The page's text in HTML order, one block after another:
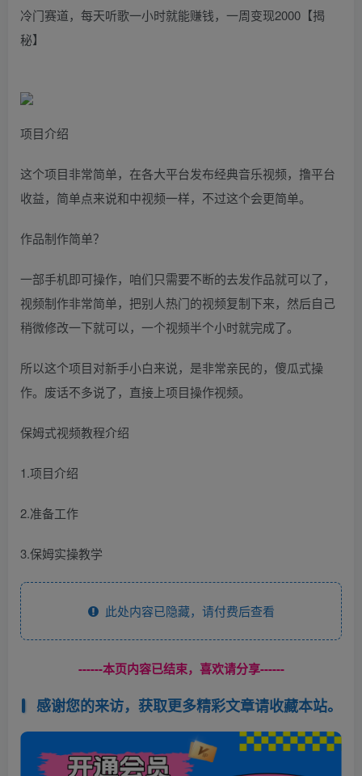
冷门赛道，每天听歌一小时就能赚钱，一周变现2000【揭
秘】
项目介绍
这个项目非常简单，在各大平台发布经典音乐视频，撸平台
收益，简单点来说和中视频一样，不过这个会更简单。
作品制作简单？
一部手机即可操作，咱们只需要不断的去发作品就可以了，
视频制作非常简单，把别人热门的视频复制下来，然后自己
稍微修改一下就可以，一个视频半个小时就完成了。
所以这个项目对新手小白来说，是非常亲民的，傻瓜式操
作。废话不多说了，直接上项目操作视频。
保姆式视频教程介绍
1.项目介绍
2.准备工作
3.保姆实操教学
此处内容已隐藏，请付费后查看
------本页内容已结束，喜欢请分享------
感谢您的来访，获取更多精彩文章请收藏本站。